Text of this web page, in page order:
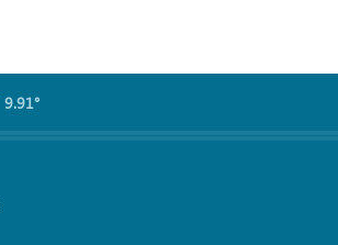
9.91°